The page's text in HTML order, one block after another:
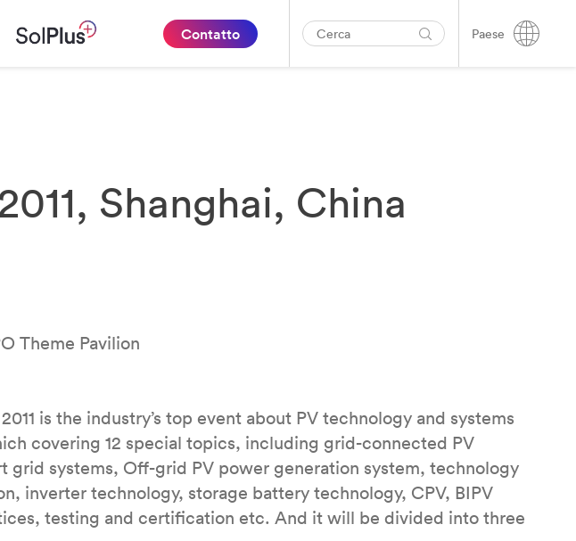
Contatto Paese
Shanghai, China
Theme Pavilion
is the industry’s top event about PV technology and systems
covering 12 special topics, including grid-connected PV
grid systems, Off-grid PV power generation system, technology
inverter technology, storage battery technology, CPV, BIPV
testing and certification etc. And it will be divided into three